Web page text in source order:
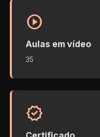
play_circle
Aulas em vídeo
35
verified